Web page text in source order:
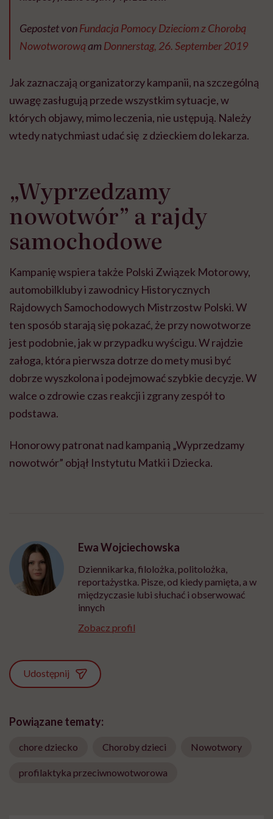
Gepostet vonFundacja Pomocy Dzieciom z Chorobą
Nowotworowąam Donnerstag, 26. September 2019
Jak zaznaczają organizatorzy kampanii, na szczególną
uwagę zasługują przede wszystkim sytuacje, w
których objawy, mimo leczenia, nie ustępują. Należy
wtedy natychmiast udać się z dzieckiem do lekarza.
„Wyprzedzamy
nowotwór” a rajdy
samochodowe
Kampanię wspiera także Polski Związek Motorowy,
automobilkluby i zawodnicy Historycznych
Rajdowych Samochodowych Mistrzostw Polski. W
ten sposób starają się pokazać, że przy nowotworze
jest podobnie, jak w przypadku wyścigu. W rajdzie
załoga, która pierwsza dotrze do mety musi być
dobrze wyszkolona i podejmować szybkie decyzje. W
walce o zdrowie czas reakcji i zgrany zespół to
podstawa.
Honorowy patronat nad kampanią „Wyprzedzamy
nowotwór” objął Instytutu Matki i Dziecka.
Ewa Wojciechowska
Dziennikarka, filolożka, politolożka,
reportażystka. Pisze, od kiedy pamięta, a w
międzyczasie lubi słuchać i obserwować
innych
Zobacz profil
Udostępnij
Powiązane tematy:
chore dziecko Choroby dzieci Nowotwory
profilaktyka przeciwnowotworowa